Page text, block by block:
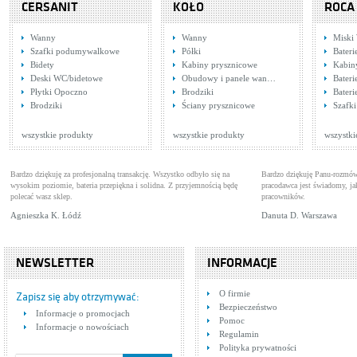
Tres Cuadro 1.07.174
Cena: 1 171,00 zł WIĘCEJ
1.06.103.02.DA
Baterie umywalkowe
Cena: 515,00 zł
CERSANIT
Wanny
Szafki podumywalkowe
Bidety
Deski WC/bidetowe
Płytki Opoczno
Brodziki
wszystkie produkty
KOŁO
Wanny
Półki
Kabiny prysznicowe
Obudowy i panele wan…
Brodziki
Ściany prysznicowe
wszystkie produkty
ROCA
Miski
Bardzo dziękuję za profesjonalną transakcję. Wszystko odbyło się na
wysokim poziomie, bateria przepiękna i solidna. Z przyjemnością będę
polecać wasz sklep.
Agnieszka K. Łódź
Bardzo dziękuję Panu-
pracodawca jest świadomy,
pracowników.
Danuta D. Warszawa
NEWSLETTER
Zapisz się aby otrzymywać:
Informacje o promocjach
Informacje o nowościach
INFORMACJE
O firmie
Bezpieczeństwo
Pomoc
Regulamin
Polityka prywatności